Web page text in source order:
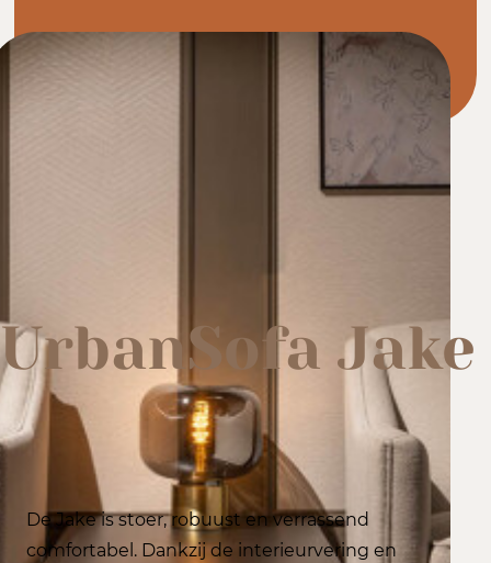
UrbanSofa Jake
De Jake is stoer, robuust en verrassend
comfortabel. Dankzij de interieurvering en